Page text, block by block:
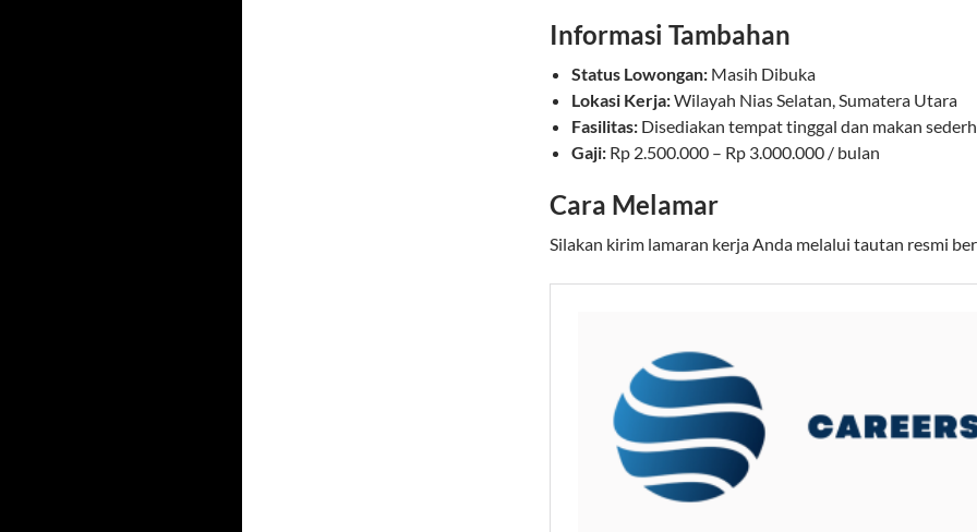
Informasi Tambahan
Status Lowongan: Masih Dibuka
Lokasi Kerja:Wilayah Nias Selatan, Sumatera Utara
Fasilitas: Disediakan tempat tinggal dan makan
Gaji: Rp 2.500.000 – Rp 3.000.000 / bulan
Cara Melamar
Silakan kirim lamaran kerja Anda melalui tautan resmi